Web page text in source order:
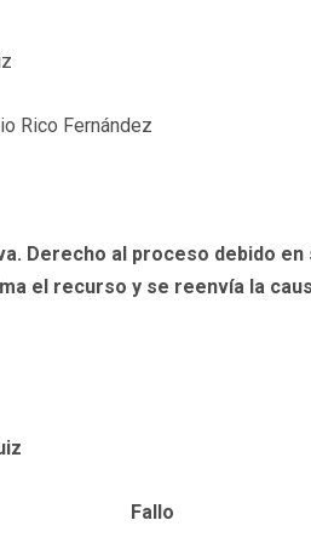
Rico Fernández
Derecho al proceso debido
el recurso y se reenvía la
Fallo